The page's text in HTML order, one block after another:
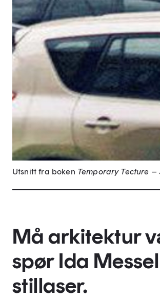
Utsnitt fra boken Temporary Tecture –
Må arkitektur
spør Ida
stillaser.